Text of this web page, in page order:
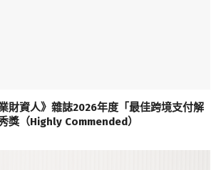
財資人》雜誌2026年度「最佳跨境支付解
獎（Highly Commended）